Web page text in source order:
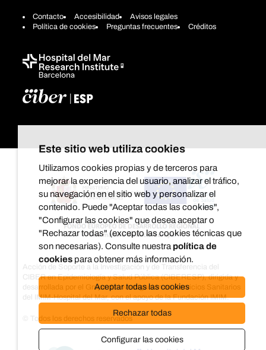
Contacto Accesibilidad
Avisos legales
Política de cookies
Preguntas frecuentes Créditos
Acción de Soporte a la Investigación y de Transferencia del
CIBER en Epidemiología y Salud Pública (CIBERESP), dirigida y
desarrollada por el Grupo de investigación en Servicios Sanitarios
del IMIM-Hospital del Mar, con el apoyo de la Fundación IMIM.
© Todos los derechos reservados
Este sitio web utiliza cookies
Utilizamos cookies propias y de terceros para
mejorar la experiencia del usuario, analizar el tráfico,
su navegación en el sitio web y personalizar el
contenido. Puede "Aceptar todas las cookies",
"Configurar las cookies" que desea aceptar o
"Rechazar todas" (excepto las cookies técnicas que
son necesarias). Consulte nuestra política de
cookies para obtener más información.
Aceptar todas las cookies
Rechazar todas
Configurar las cookies